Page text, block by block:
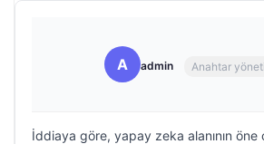
A admin Anahtar
İddiaya göre, yapay zeka alanının öne